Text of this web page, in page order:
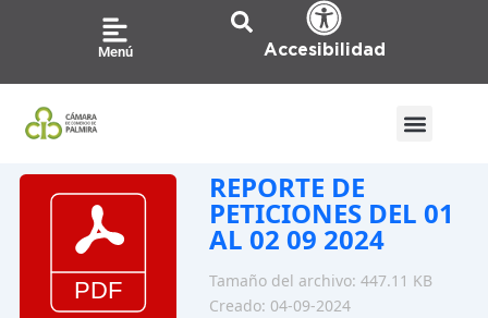
Menú Accesibilidad
REPORTE DE
PETICIONES DEL 01
AL 02 09 2024
Tamaño del archivo: 447.11 KB
Creado: 04-09-2024